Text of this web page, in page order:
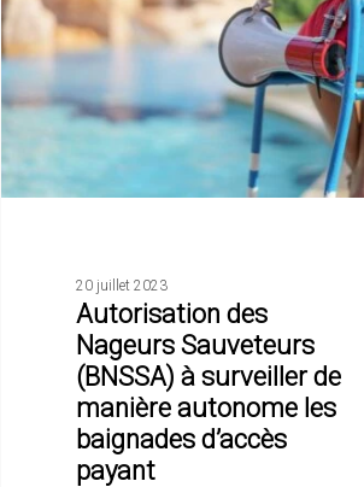
(BNSSA)
à
surveiller
de
autonome
les
20 juillet 2023
Autorisation des
Nageurs Sauveteurs
(BNSSA) à surveiller de
manière autonome les
baignades d’accès
payant